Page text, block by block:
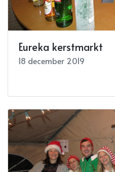
Eureka kerstmarkt
18 december 2019